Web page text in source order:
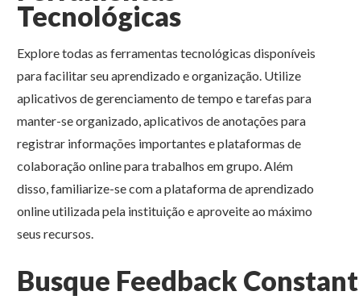
Tecnológicas
Explore todas as ferramentas tecnológicas disponíveis
para facilitar seu aprendizado e organização. Utilize
aplicativos de gerenciamento de tempo e tarefas para
manter-se organizado, aplicativos de anotações para
registrar informações importantes e plataformas de
colaboração online para trabalhos em grupo. Além
disso, familiarize-se com a plataforma de aprendizado
online utilizada pela instituição e aproveite ao máximo
seus recursos.
Busque Feedback